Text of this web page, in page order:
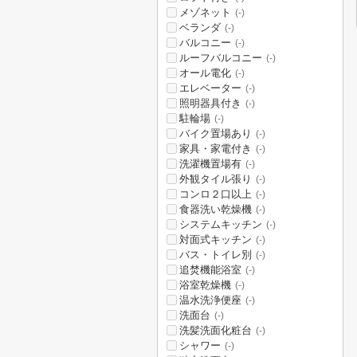
メゾネット (-)
ベランダ (-)
バルコニー (-)
ルーフバルコニー (-)
オール電化 (-)
エレベーター (-)
照明器具付き (-)
駐輪場 (-)
バイク置場あり (-)
家具・家電付き (-)
洗濯機置場有 (-)
外観タイル張り (-)
コンロ２口以上 (-)
食器洗い乾燥機 (-)
システムキッチン (-)
対面式キッチン (-)
バス・トイレ別 (-)
追焚機能浴室 (-)
浴室乾燥機 (-)
温水洗浄便座 (-)
洗面台 (-)
洗髪洗面化粧台 (-)
シャワー (-)